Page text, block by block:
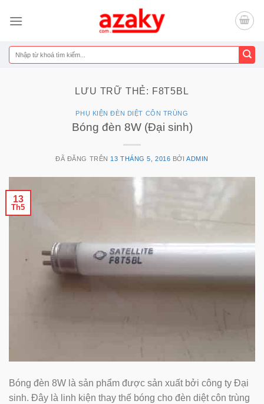
đến
dung
Tìm
kiếm:
LƯU TRỮ THẺ: F8T5BL
PHỤ KIỆN ĐÈN DIỆT CÔN TRÙNG
Bóng đèn 8W (Đại sinh)
ĐÃ ĐĂNG TRÊN 13 THÁNG 5, 2016 BỞIADMIN
13
Th5
Bóng đèn 8W là sản phẩm được sản xuất bởi công ty Đại
sinh. Đây là linh kiện thay thế bóng cho đèn diệt côn trùng